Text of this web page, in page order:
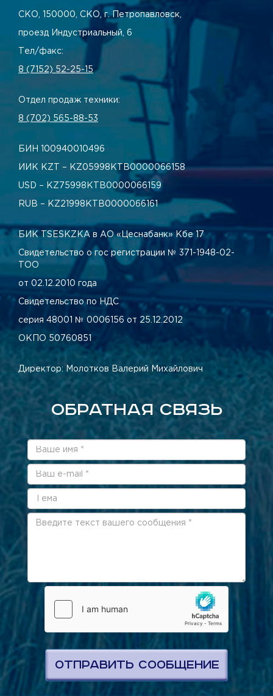
СКО, 150000, СКО, г. Петропавловск,
проезд Индустриальный, 6
Тел/факс:
8 (7152) 52-25-15
Отдел продаж техники:
8 (702) 565-88-53
БИН 100940010496
ИИК KZT – KZ05998КТВ0000066158
USD – KZ75998КТВ0000066159
RUB – KZ21998КТВ0000066161
БИК TSESKZKA в АО «Цеснабанк» Кбе 17
Свидетельство о гос регистрации № 371-1948-02-
ТОО
от 02.12.2010 года
Свидетельство по НДС
серия 48001 № 0006156 от 25.12.2012
ОКПО 50760851
Директор: Молотков Валерий Михайлович
ОБРАТНАЯ СВЯЗЬ